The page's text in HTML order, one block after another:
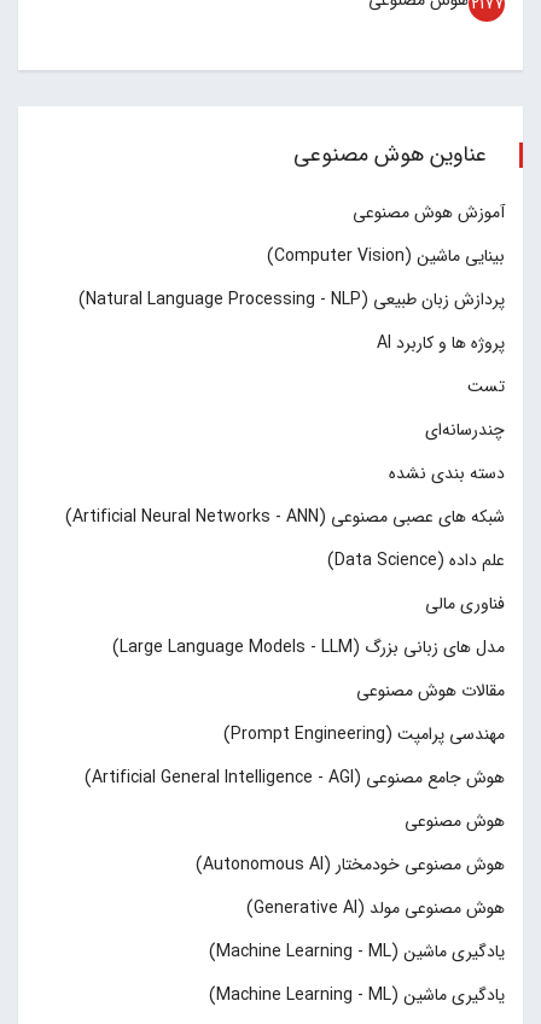
عناوین هوش مصنوعی
آموزش هوش مصنوعی
بینایی ماشین (Computer Vision)
پردازش زبان طبیعی (Natural Language Processing - NLP)
پروژه ها و کاربرد AI
تست
چند‌‌رسانه‌ای
دسته بندی نشده
شبکه های عصبی مصنوعی (Artificial Neural Networks - ANN)
علم داده (Data Science)
فناوری مالی
مدل های زبانی بزرگ (Large Language Models - LLM)
مقالات هوش مصنوعی
مهندسی پرامپت (Prompt Engineering)
هوش جامع مصنوعی (Artificial General Intelligence - AGI)
هوش مصنوعی
هوش مصنوعی خودمختار (Autonomous AI)
هوش مصنوعی مولد (Generative AI)
یادگیری ماشین (Machine Learning - ML)
یادگیری ماشین (Machine Learning - ML)